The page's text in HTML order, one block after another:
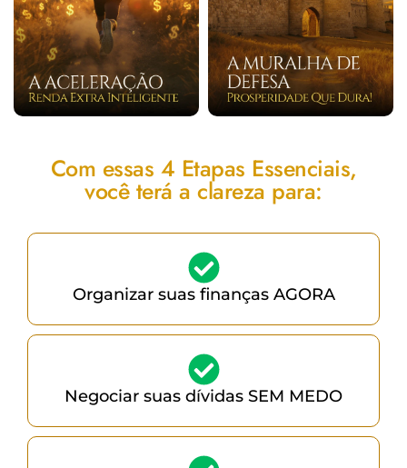
Com essas 4 Etapas Essenciais,
você terá a clareza para:
Organizar suas finanças AGORA
Negociar suas dívidas SEM MEDO